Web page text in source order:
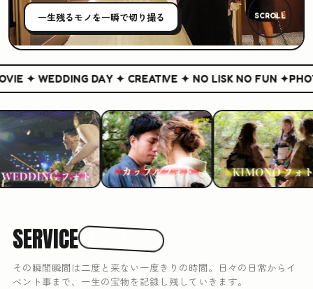
一生残るモノを一瞬で切り撮る SCROLL
✦ WEDDING DAY ✦ CREATIVE ✦ NO LISK NO FUN ✦
SERVICE
その瞬間瞬間は二度と来ない一度きりの時間。日々の日常からイ
ベント事まで、一生の宝物を記録し残していきます。